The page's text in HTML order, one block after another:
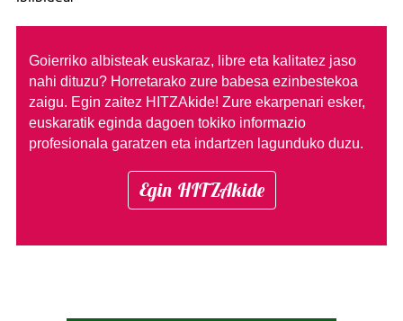
Goierriko albisteak euskaraz, libre eta kalitatez jaso
nahi dituzu? Horretarako zure babesa ezinbestekoa
zaigu. Egin zaitez HITZAkide! Zure ekarpenari esker,
euskaratik eginda dagoen tokiko informazio
profesionala garatzen eta indartzen lagunduko duzu.
Egin HITZAkide